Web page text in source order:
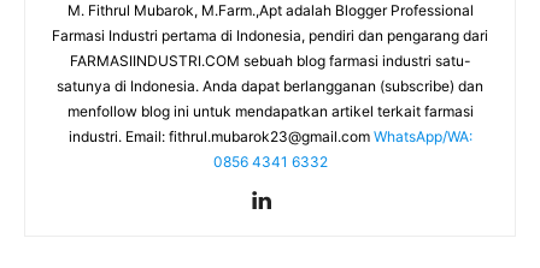
M. Fithrul Mubarok, M.Farm.,Apt adalah Blogger Professional
Farmasi Industri pertama di Indonesia, pendiri dan pengarang dari
FARMASIINDUSTRI.COM sebuah blog farmasi industri satu-
satunya di Indonesia. Anda dapat berlangganan (subscribe) dan
menfollow blog ini untuk mendapatkan artikel terkait farmasi
industri. Email: fithrul.mubarok23@gmail.com WhatsApp/WA:
0856 4341 6332